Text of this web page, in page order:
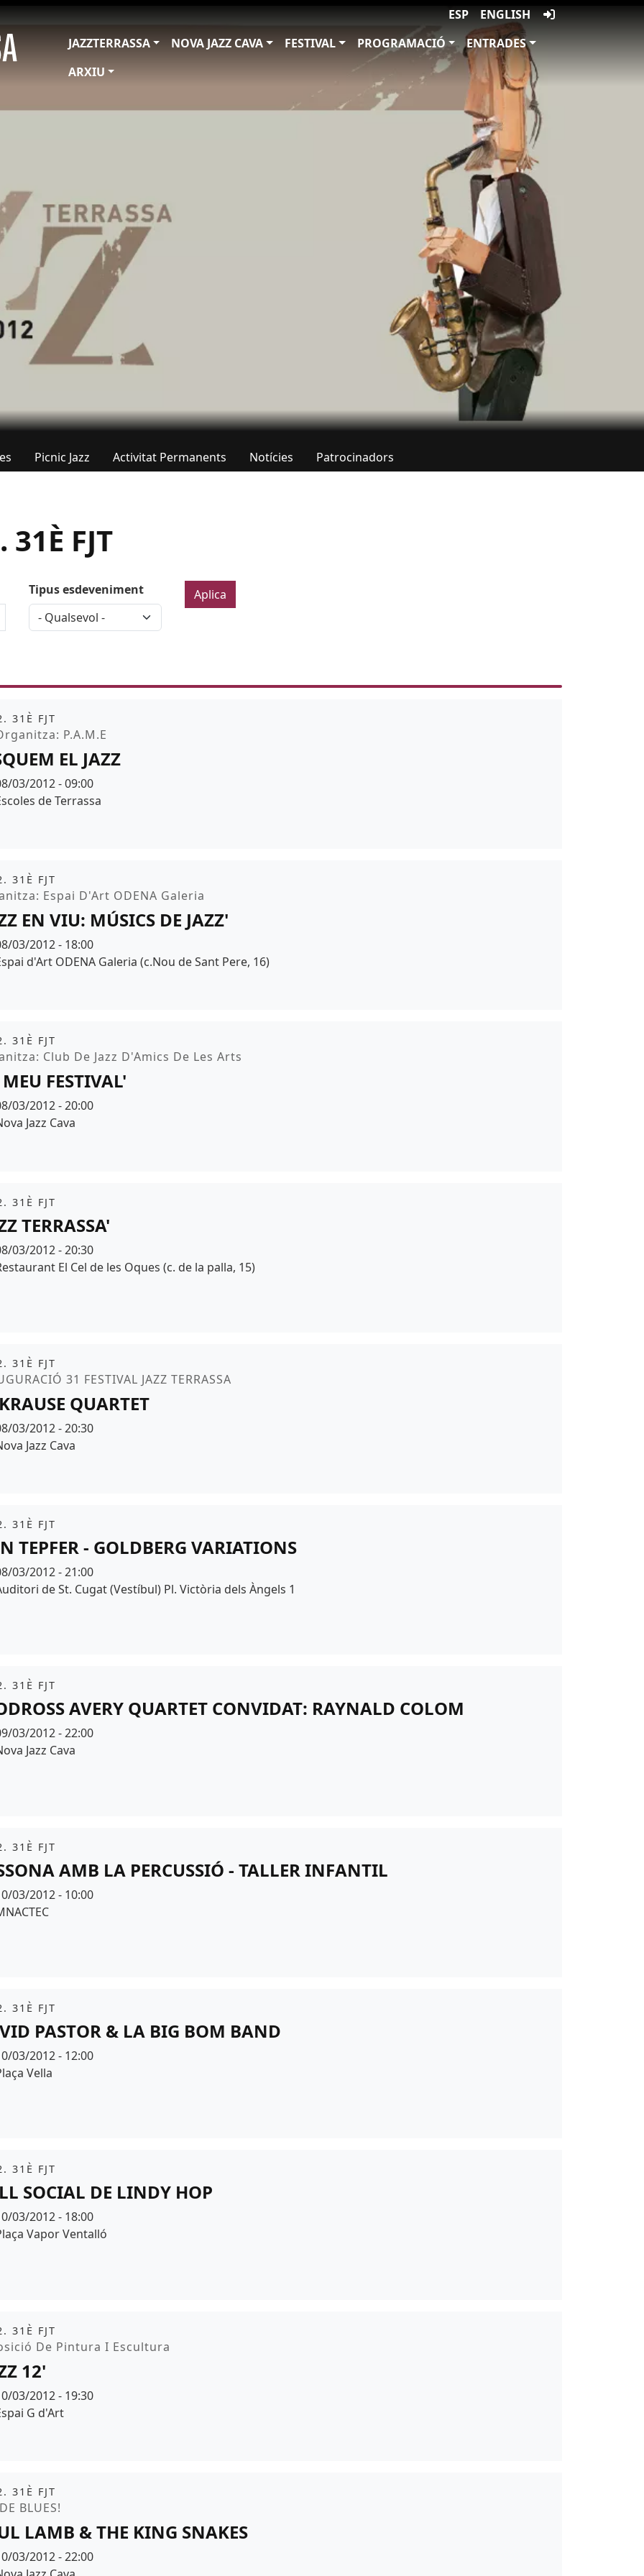
ESP
ENGLISH
JAZZTERRASSA
NOVA JAZZ CAVA FESTIVAL PROGRAMACIÓ
ENTRADES
ARXIU
Picnic Jazz Activitat Permanents Notícies Patrocinadors
FJT
Tipus esdeveniment
31È FJT
P.A.M.E
EL JAZZ
03/2012 - 09:00
de Terrassa
31È FJT
Espai D'Art ODENA Galeria
EN VIU: MÚSICS DE JAZZ'
03/2012 - 18:00
d'Art ODENA Galeria (c.Nou de Sant Pere, 16)
31È FJT
Club De Jazz D'Amics De Les Arts
FESTIVAL'
03/2012 - 20:00
Jazz Cava
31È FJT
TERRASSA'
03/2012 - 20:30
El Cel de les Oques (c. de la palla, 15)
31È FJT
31 FESTIVAL JAZZ TERRASSA
QUARTET
03/2012 - 20:30
Jazz Cava
31È FJT
TEPFER - GOLDBERG VARIATIONS
03/2012 - 21:00
de St. Cugat (Vestíbul) Pl. Victòria dels Àngels 1
31È FJT
AVERY QUARTET CONVIDAT: RAYNALD COLOM
03/2012 - 22:00
Jazz Cava
31È FJT
AMB LA PERCUSSIÓ - TALLER INFANTIL
03/2012 - 10:00
31È FJT
PASTOR & LA BIG BOM BAND
03/2012 - 12:00
Vella
31È FJT
SOCIAL DE LINDY HOP
03/2012 - 18:00
Vapor Ventalló
31È FJT
De Pintura I Escultura
12'
03/2012 - 19:30
G d'Art
31È FJT
BLUES!
LAMB & THE KING SNAKES
03/2012 - 22:00